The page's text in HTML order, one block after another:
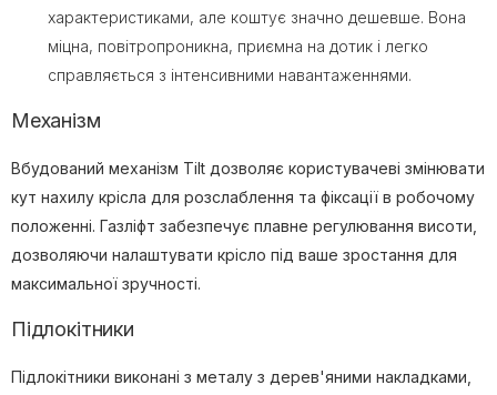
характеристиками, але коштує значно дешевше. Вона
міцна, повітропроникна, приємна на дотик і легко
справляється з інтенсивними навантаженнями.
Механізм
Вбудований механізм Tilt дозволяє користувачеві змінювати
кут нахилу крісла для розслаблення та фіксації в робочому
положенні. Газліфт забезпечує плавне регулювання висоти,
дозволяючи налаштувати крісло під ваше зростання для
максимальної зручності.
Підлокітники
Підлокітники виконані з металу з дерев'яними накладками,